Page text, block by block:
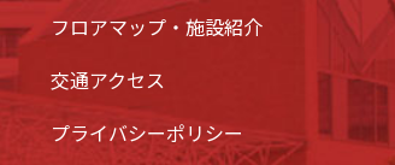
フロアマップ・施設紹介
交通アクセス
プライバシーポリシー